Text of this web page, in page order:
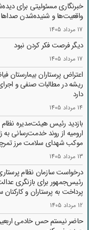
خبرنگاری مسئولیتی برای
واقعیت‌ها و شنیده‌شدن صداها
17 مرداد 1405
دیگر فرصت فکر کردن نبود
17 مرداد 1405
اعتراض پرستاران
ریشه در مطالبات صنفی و
دارد
14 مرداد 1405
بازدید رئیس هیئت‌مدیره نظام
ارومیه از روند خدمت‌رسانی به
موکب شهدای سلامت مرز
13 مرداد 1405
درخواست سازمان نظام
رئیس‌جمهور برای بازنگری
پرداخت به پرستاران و
12 مرداد 1405
حاضر نیستم حس خادمی